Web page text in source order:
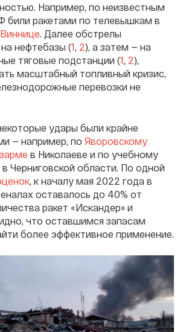
Например, по неизвестным
били ракетами по телевышкам в
Виннице . Далее обстрелы
нефтебазы (1 2), а затем — на
тяговые подстанции (1 2),
масштабный топливный кризис,
перевозки не
удары были крайне
— например, по Яворовскому
в Николаеве и по учебному
в Черниговской области. По одной
, к началу мая 2022 года в
оставалось до 40% от
ракет «Искандер» и
что оставшимся запасам
более эффективное применение.